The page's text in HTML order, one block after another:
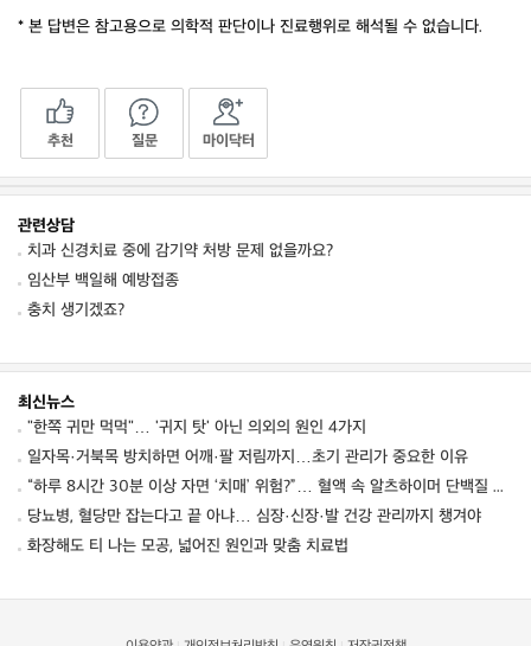
* 본 답변은 참고용으로 의학적 판단이나 진료행위로 해석될 수 없습니다.
추천 질문 마이닥터
관련상담
치과 신경치료 중에 감기약 처방 문제 없을까요?
임산부 백일해 예방접종
충치 생기겠죠?
최신뉴스
"한쪽 귀만 먹먹"… '귀지 탓' 아닌 의외의 원인 4가지
일자목·거북목 방치하면 어깨·팔 저림까지…초기 관리가 중요한 이유
“하루 8시간 30분 이상 자면 ‘치매’ 위험?”… 혈액 속 알츠하이머 단백질 늘었다
당뇨병, 혈당만 잡는다고 끝 아냐… 심장·신장·발 건강 관리까지 챙겨야
화장해도 티 나는 모공, 넓어진 원인과 맞춤 치료법